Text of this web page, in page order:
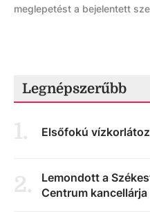
meglepetést a bejelentett
Legnépszerűbb
1. Elsőfokú
2.
Lemondott a
Centrum kancellárja